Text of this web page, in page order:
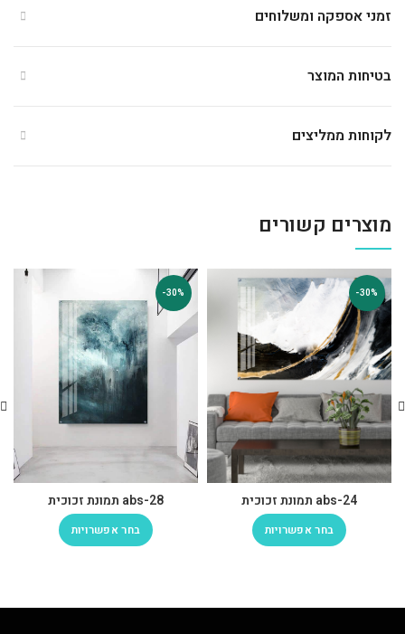
זמני אספקה ומשלוחים
בטיחות המוצר
לקוחות ממליצים
מוצרים קשורים
-30%
abs-24 תמונת זכוכית
בחר אפשרויות
-30%
abs-28 תמונת זכוכית
בחר אפשרויות